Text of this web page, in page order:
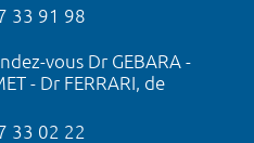
33 91 98
vous Dr GEBARA -
- Dr FERRARI, de
33 02 22